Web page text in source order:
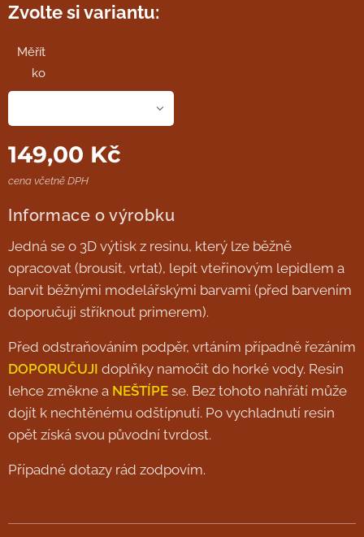
Zvolte si variantu:
Měřít
ko
149,00 Kč
cena včetně DPH
Informace o výrobku
Jedná se o 3D výtisk z resinu, který lze běžně
opracovat (brousit, vrtat), lepit vteřinovým lepidlem a
barvit běžnými modelářskými barvami (před barvením
doporučuji stříknout primerem).
Před odstraňováním podpěr, vrtáním případně řezáním
DOPORUČUJI doplňky namočit do horké vody. Resin
lehce změkne a NEŠTÍPE se. Bez tohoto nahřátí může
dojít k nechtěnému odštípnutí. Po vychladnutí resin
opět získá svou původní tvrdost.
Případné dotazy rád zodpovím.